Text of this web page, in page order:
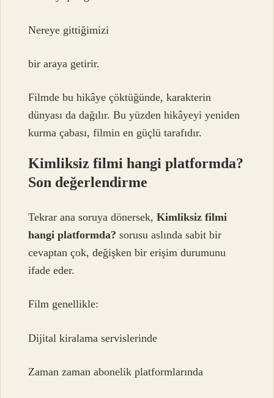
Nereye gittiğimizi
bir araya getirir.
Filmde bu hikâye çöktüğünde, karakterin
dünyası da dağılır. Bu yüzden hikâyeyi yeniden
kurma çabası, filmin en güçlü tarafıdır.
Kimliksiz filmi hangi platformda?
Son değerlendirme
Tekrar ana soruya dönersek,Kimliksiz filmi
hangi platformda? sorusu aslında sabit bir
cevaptan çok, değişken bir erişim durumunu
ifade eder.
Film genellikle:
Dijital kiralama servislerinde
Zaman zaman abonelik platformlarında